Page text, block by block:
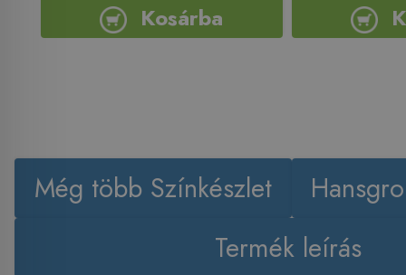
Kosárba
Még több Színkészlet
Termék leírás